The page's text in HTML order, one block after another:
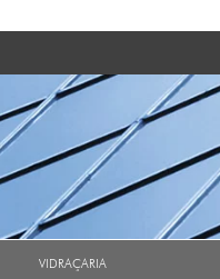
VIDRAÇARIA